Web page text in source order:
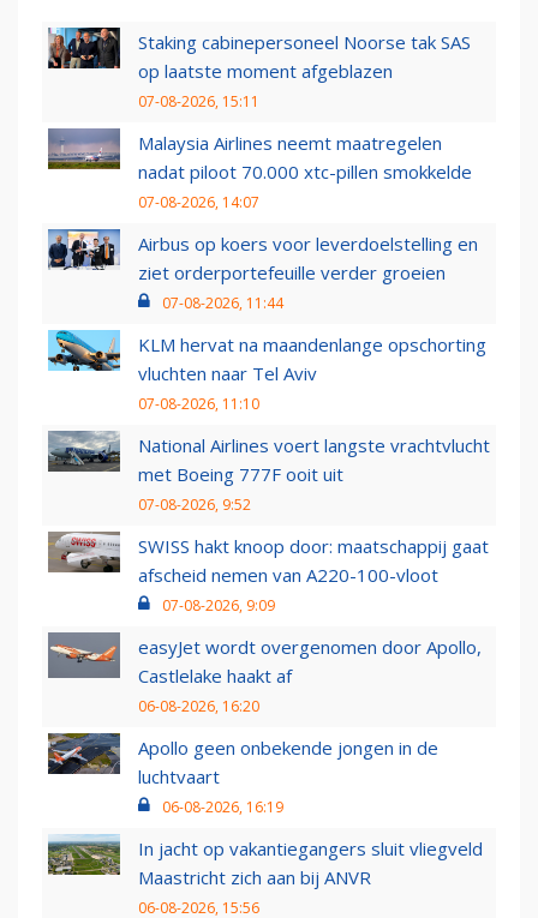
Staking cabinepersoneel Noorse tak SAS
op laatste moment afgeblazen
07-08-2026, 15:11
Malaysia Airlines neemt maatregelen
nadat piloot 70.000 xtc-pillen smokkelde
07-08-2026, 14:07
Airbus op koers voor leverdoelstelling en
ziet orderportefeuille verder groeien
07-08-2026, 11:44
KLM hervat na maandenlange opschorting
vluchten naar Tel Aviv
07-08-2026, 11:10
National Airlines voert langste vrachtvlucht
met Boeing 777F ooit uit
07-08-2026, 9:52
SWISS hakt knoop door: maatschappij gaat
afscheid nemen van A220-100-vloot
07-08-2026, 9:09
easyJet wordt overgenomen door Apollo,
Castlelake haakt af
06-08-2026, 16:20
Apollo geen onbekende jongen in de
luchtvaart
06-08-2026, 16:19
In jacht op vakantiegangers sluit vliegveld
Maastricht zich aan bij ANVR
06-08-2026, 15:56